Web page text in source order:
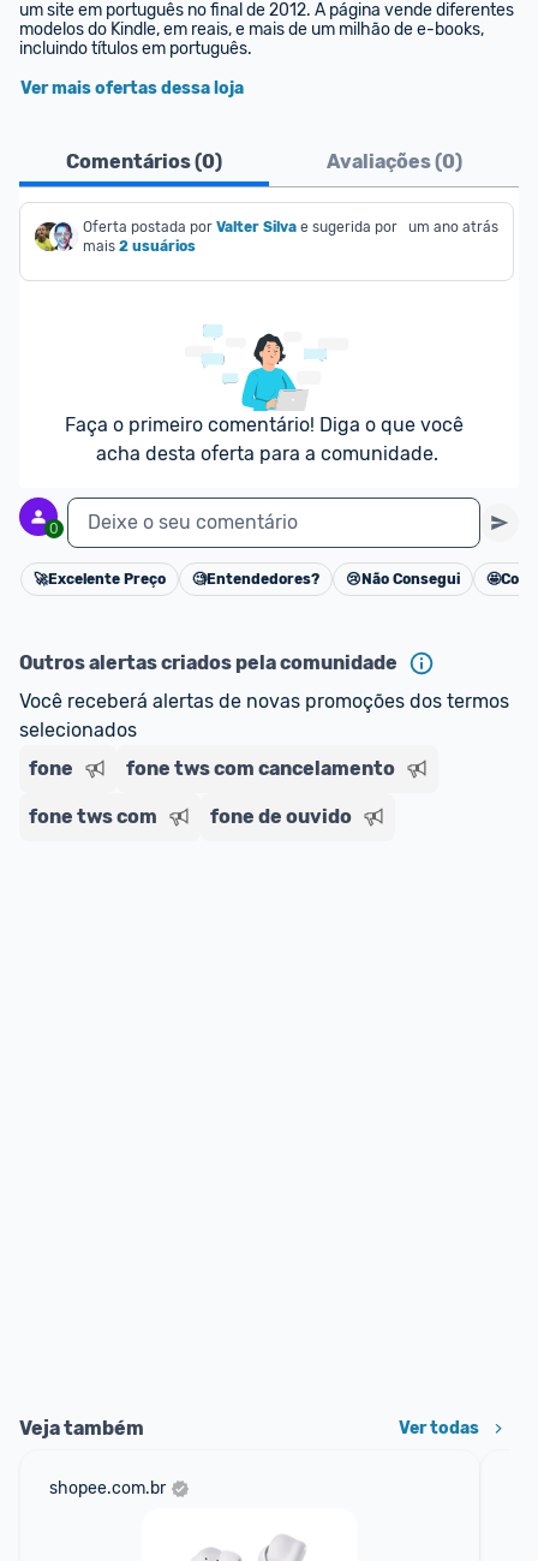
um site em português no final de 2012. A página vende diferentes
modelos do Kindle, em reais, e mais de um milhão de e-books,
incluindo títulos em português.
Ver mais ofertas dessa loja
Comentários (0) Avaliações (0)
Oferta postada por Valter Silva e sugerida por
mais 2 usuários
um ano atrás
Faça o primeiro comentário! Diga o que você
acha desta oferta para a comunidade.
0 Deixe o seu comentário
Cancelar
🚀Excelente Preço 🧐Entendedores? 😢 Não Consegui 🤩
Outros alertas criados pela comunidade
Você receberá alertas de novas promoções dos termos
selecionados
fone
fone tws com cancelamento
fone tws com fone de ouvido
Veja também Ver todas
shopee.com.br